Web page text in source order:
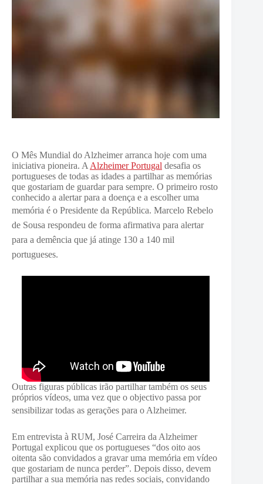
O Mês Mundial do Alzheimer arranca hoje com uma
iniciativa pioneira. A Alzheimer Portugal desafia os
portugueses de todas as idades a partilhar as memórias
que gostariam de guardar para sempre. O primeiro rosto
conhecido a alertar para a doença e a escolher uma
memória é o Presidente da República. Marcelo Rebelo
de Sousa respondeu de forma afirmativa para alertar
para a demência que já atinge 130 a 140 mil
portugueses.
Outras figuras públicas irão partilhar também os seus
próprios vídeos, uma vez que o objectivo passa por
sensibilizar todas as gerações para o Alzheimer.
Em entrevista à RUM, José Carreira da Alzheimer
Portugal explicou que os portugueses “dos oito aos
oitenta são convidados a gravar uma memória em vídeo
que gostariam de nunca perder”. Depois disso, devem
partilhar a sua memória nas redes sociais, convidando